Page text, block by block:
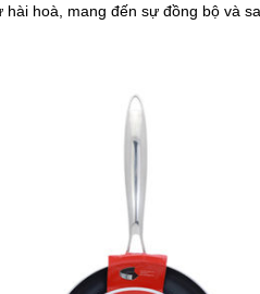
hoà, mang đến sự đồng bộ và